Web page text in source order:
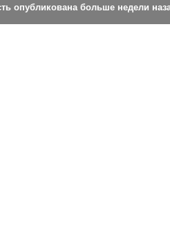
опубликована больше недели